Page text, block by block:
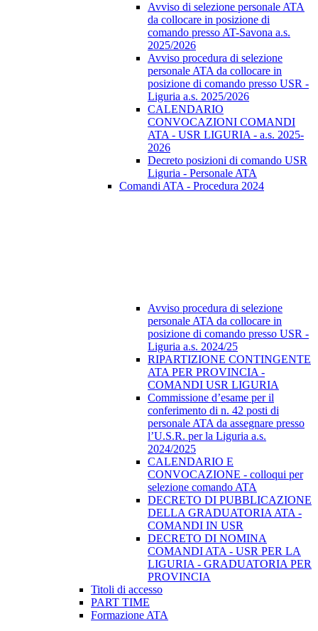
Avviso di selezione personale ATA
da collocare in posizione di
comando presso AT-Savona a.s.
2025/2026
Avviso procedura di selezione
personale ATA da collocare in
posizione di comando presso USR -
Liguria a.s. 2025/2026
CALENDARIO
CONVOCAZIONI COMANDI
ATA - USR LIGURIA - a.s. 2025-
2026
Decreto posizioni di comando USR
Liguria - Personale ATA
Comandi ATA - Procedura 2024
Avviso procedura di selezione
personale ATA da collocare in
posizione di comando presso USR -
Liguria a.s. 2024/25
RIPARTIZIONE CONTINGENTE
ATA PER PROVINCIA -
COMANDI USR LIGURIA
Commissione d’esame per il
conferimento di n. 42 posti di
personale ATA da assegnare presso
l’U.S.R. per la Liguria a.s.
2024/2025
CALENDARIO E
CONVOCAZIONE - colloqui per
selezione comando ATA
DECRETO DI PUBBLICAZIONE
DELLA GRADUATORIA ATA -
COMANDI IN USR
DECRETO DI NOMINA
COMANDI ATA - USR PER LA
LIGURIA - GRADUATORIA PER
PROVINCIA
Titoli di accesso
PART TIME
Formazione ATA